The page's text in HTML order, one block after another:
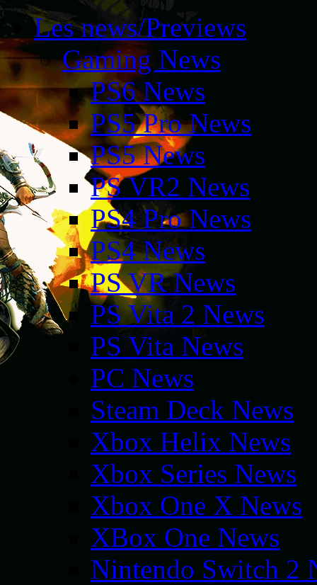
Les news/Previews
Gaming News
PS6 News
PS5 Pro News
PS5 News
PS VR2 News
PS4 Pro News
PS4 News
PS VR News
PS Vita 2 News
PS Vita News
PC News
Steam Deck News
Xbox Helix News
Xbox Series News
Xbox One X News
XBox One News
Nintendo Switch 2